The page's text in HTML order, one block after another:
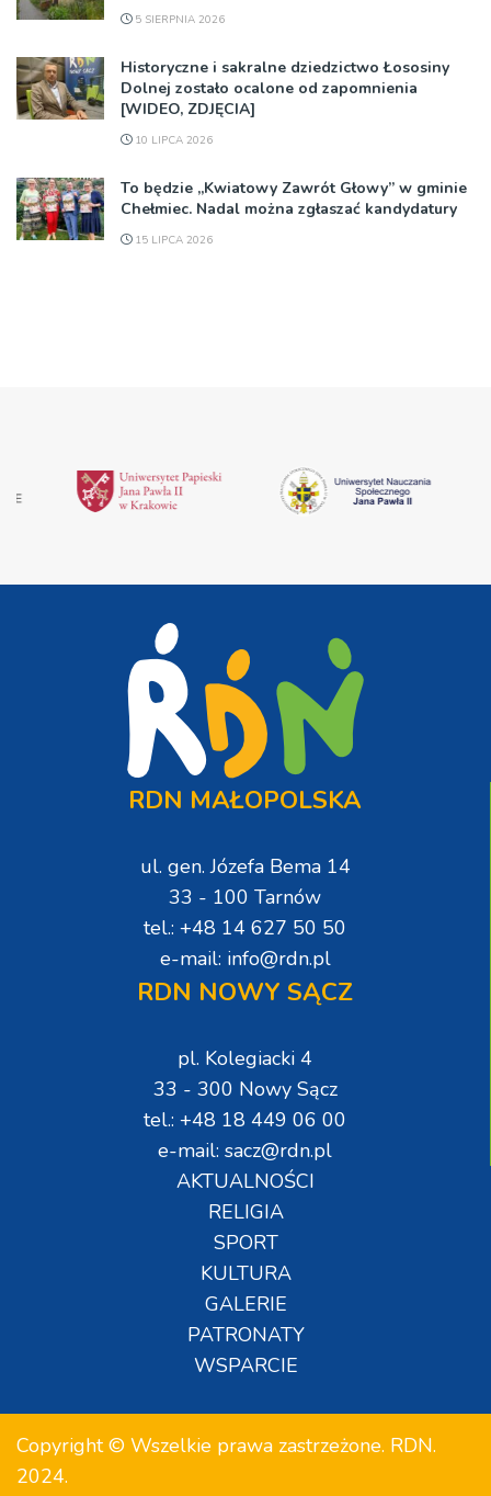
5 SIERPNIA 2026
Historyczne i sakralne dziedzictwo Łososiny
Dolnej zostało ocalone od zapomnienia
[WIDEO, ZDJĘCIA]
10 LIPCA 2026
To będzie „Kwiatowy Zawrót Głowy” w gminie
Chełmiec. Nadal można zgłaszać kandydatury
15 LIPCA 2026
RDN MAŁOPOLSKA
ul. gen. Józefa Bema 14
33 - 100 Tarnów
tel.: +48 14 627 50 50
e-mail: info@rdn.pl
RDN NOWY SĄCZ
pl. Kolegiacki 4
33 - 300 Nowy Sącz
tel.: +48 18 449 06 00
e-mail: sacz@rdn.pl
AKTUALNOŚCI
RELIGIA
SPORT
KULTURA
GALERIE
PATRONATY
WSPARCIE
Copyright © Wszelkie prawa zastrzeżone. RDN.
2024.